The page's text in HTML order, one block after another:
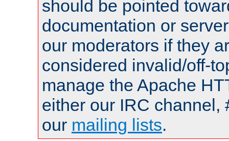
should be pointed
documentation or
our moderators if they
considered invalid/off-
manage the Apache
either our IRC channel,
our mailing lists.